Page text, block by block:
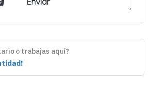
o trabajas aquí?